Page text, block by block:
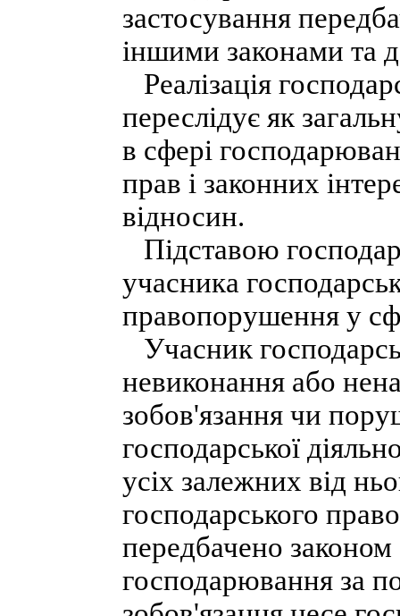
застосування
іншими законами та
Реалізація
переслідує як
в сфері
прав і законних
відносин.
Підставою
учасника
правопорушення у
Учасник
невиконання або
зобов'язання чи
господарської
усіх залежних від
господарського
передбачено
господарювання за